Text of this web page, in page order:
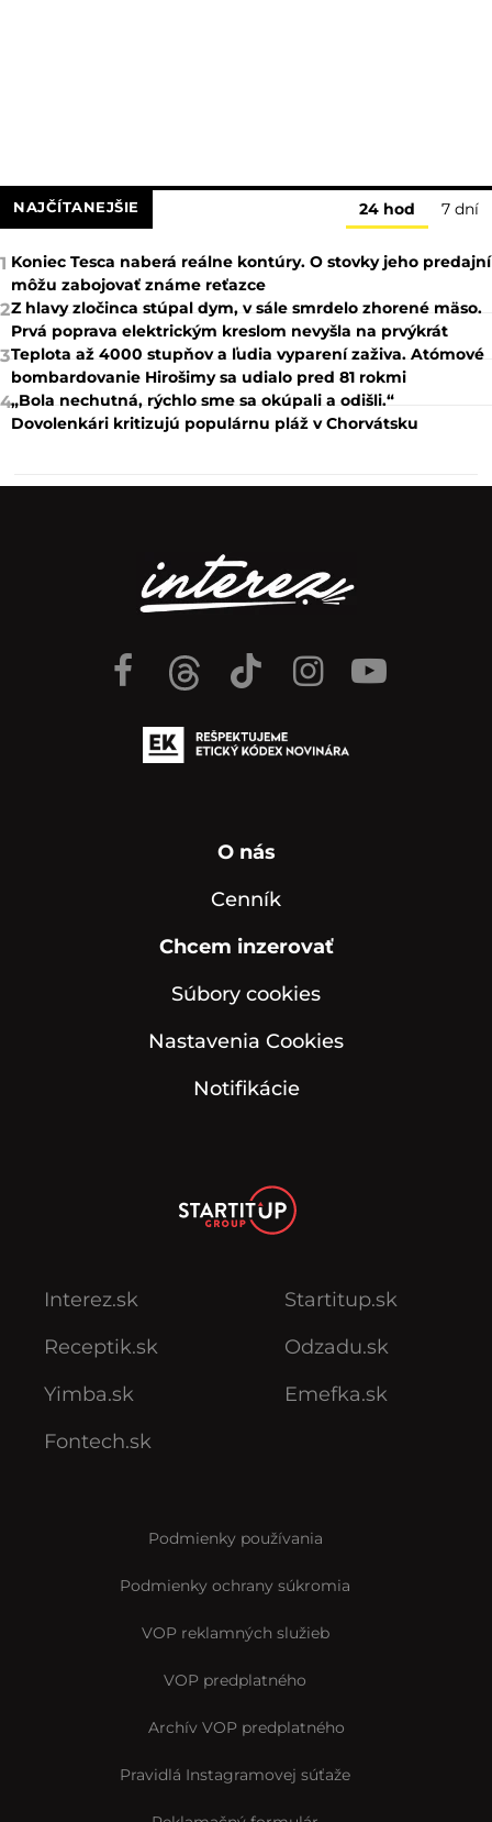
NAJČÍTANEJŠIE 24 hod 7 dní
1 Koniec Tesca naberá reálne kontúry. O stovky jeho predajní
môžu zabojovať známe reťazce
2Z hlavy zločinca stúpal dym, v sále smrdelo zhorené mäso.
Prvá poprava elektrickým kreslom nevyšla na prvýkrát
3Teplota až 4000 stupňov a ľudia vyparení zaživa. Atómové
bombardovanie Hirošimy sa udialo pred 81 rokmi
4„Bola nechutná, rýchlo sme sa okúpali a odišli.“
Dovolenkári kritizujú populárnu pláž v Chorvátsku
O nás
Cenník
Chcem inzerovať
Súbory cookies
Nastavenia Cookies
Notifikácie
Interez.sk
Receptik.sk
Yimba.sk
Fontech.sk
Startitup.sk
Odzadu.sk
Emefka.sk
Podmienky používania
Podmienky ochrany súkromia
VOP reklamných služieb
VOP predplatného
Archív VOP predplatného
Pravidlá Instagramovej súťaže